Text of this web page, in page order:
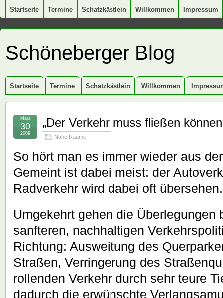
Startseite Termine Schatzkästlein Willkommen Impressum
Schöneberger Blog
Startseite Termine Schatzkästlein Willkommen
„Der Verkehr muss fließen
Nahe Räume
März
30
2009
So hört man es immer wieder aus
Gemeint ist dabei meist: der
Radverkehr wird dabei oft übersehen.
Umgekehrt gehen die Überlegungen
sanfteren, nachhaltigen
Richtung: Ausweitung des
Straßen, Verringerung des
rollenden Verkehr durch sehr teure
dadurch die erwünschte